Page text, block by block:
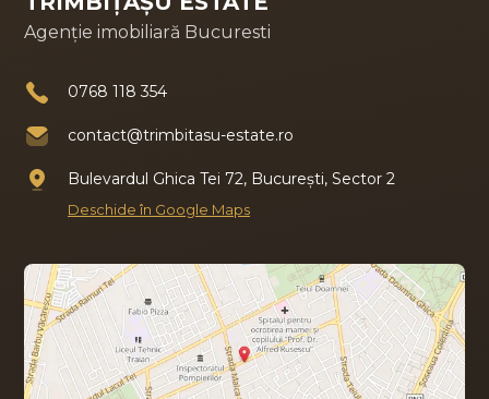
Agenție imobiliară Bucuresti
0768 118 354
contact@trimbitasu-estate.ro
Bulevardul Ghica Tei 72, București, Sector 2
Deschide în Google Maps